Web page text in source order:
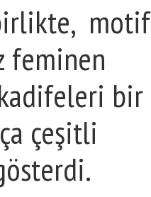
motif
feminen
bir
çeşitli